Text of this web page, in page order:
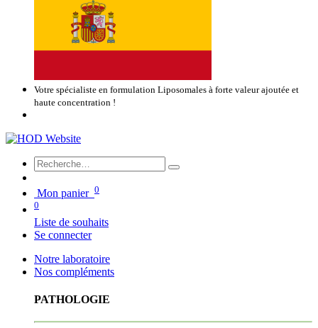
Votre spécialiste en formulation Liposomales à forte valeur ajoutée et
haute concentration !
Mon panier 0
0
Liste de souhaits
Se connecter
Notre laboratoire
Nos compléments
PATHOLOGIE